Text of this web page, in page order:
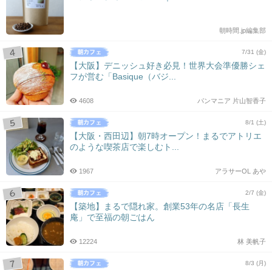
朝時間.jp編集部
7/31 (金)
【大阪】デニッシュ好き必見！世界大会準優勝シェ
フが営む「Basique（バジ...
パンマニア 片山智香子
4608
8/1 (土)
【大阪・西田辺】朝7時オープン！まるでアトリエ
のような喫茶店で楽しむト...
アラサーOL あや
1967
2/7 (金)
【築地】まるで隠れ家。創業53年の名店「長生
庵」で至福の朝ごはん
林 美帆子
12224
8/3 (月)